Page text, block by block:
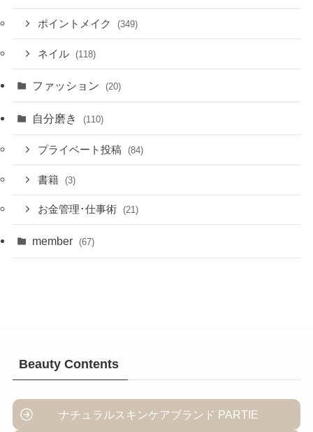
ポイントメイク (349)
ネイル (118)
ファッション (20)
自分磨き (110)
プライベート投稿 (84)
書籍 (3)
お金管理･仕事術 (21)
member (67)
Beauty Contents
ナチュラルスキンケアブランド PARTIE